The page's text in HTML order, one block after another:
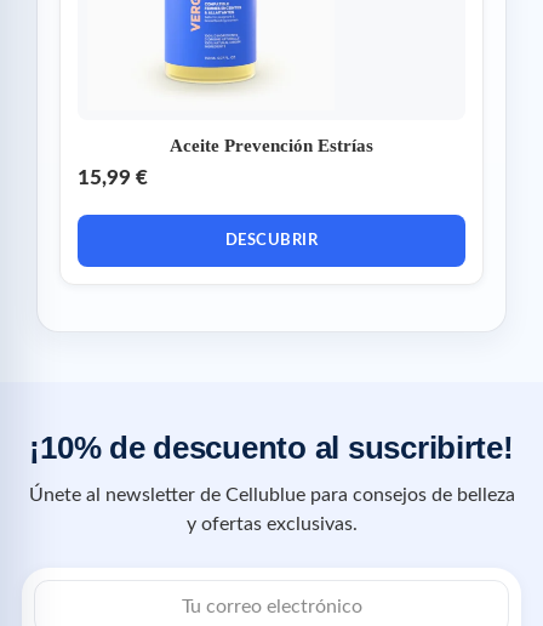
Aceite Prevención Estrías
15,99 €
DESCUBRIR
¡10% de descuento al suscribirte!
Únete al newsletter de Cellublue para consejos de belleza
y ofertas exclusivas.